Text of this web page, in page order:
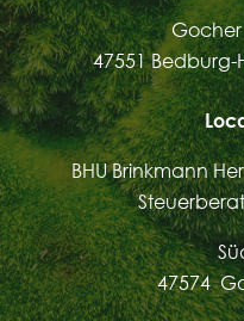
Gocher
47551
BHU Brinkmann
47574